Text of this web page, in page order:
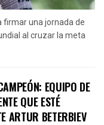
firmar una jornada de
al cruzar la meta
EQUIPO DE
QUE ESTÉ
ARTUR BETERBIEV